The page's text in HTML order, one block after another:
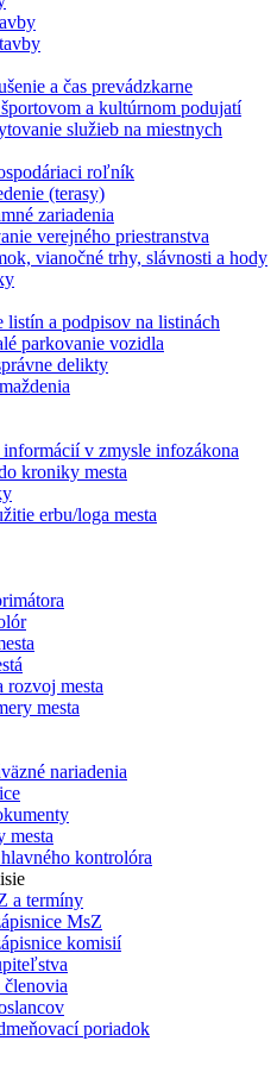
a čas prevádzkarne
a kultúrnom podujatí
služieb na miestnych
roľník
(terasy)
zariadenia
verejného priestranstva
vianočné trhy, slávnosti a hody
listín a podpisov na listinách
parkovanie vozidla
delikty
informácií v zmysle infozákona
kroniky mesta
erbu/loga mesta
rozvoj mesta
mesta
nariadenia
mesta
kontrolóra
a termíny
MsZ
komisií
poriadok